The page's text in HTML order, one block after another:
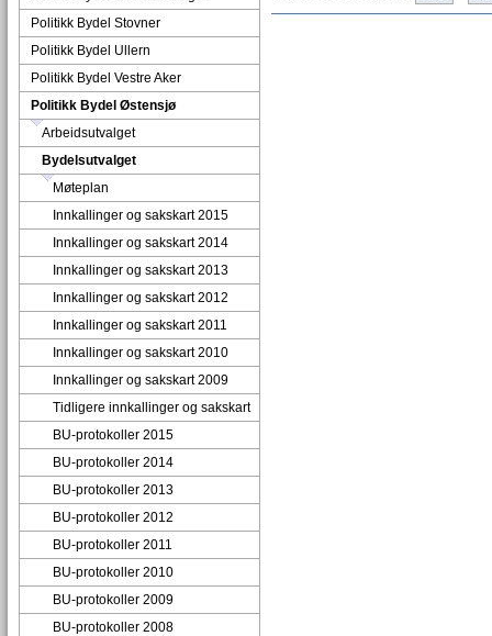
Politikk Bydel Stovner
Politikk Bydel Ullern
Politikk Bydel Vestre Aker
Politikk Bydel Østensjø
Arbeidsutvalget
Bydelsutvalget
Møteplan
Innkallinger og sakskart 2015
Innkallinger og sakskart 2014
Innkallinger og sakskart 2013
Innkallinger og sakskart 2012
Innkallinger og sakskart 2011
Innkallinger og sakskart 2010
Innkallinger og sakskart 2009
Tidligere innkallinger og sakskart
BU-protokoller 2015
BU-protokoller 2014
BU-protokoller 2013
BU-protokoller 2012
BU-protokoller 2011
BU-protokoller 2010
BU-protokoller 2009
BU-protokoller 2008